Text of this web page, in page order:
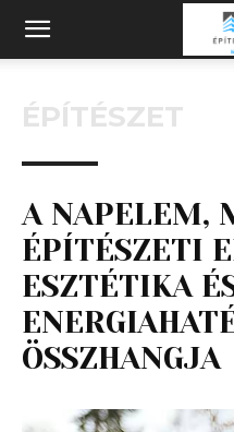
Építeszeti
Magazin
ÉPÍTÉSZET
A NAPELEM,
ÉPÍTÉSZETI
ESZTÉTIKA
ÖSSZHANGJA